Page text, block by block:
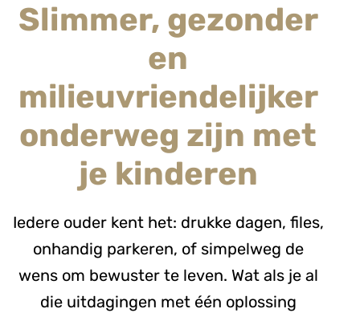
Slimmer, gezonder
en
milieuvriendelijker
onderweg zijn met
je kinderen
Iedere ouder kent het: drukke dagen, files,
onhandig parkeren, of simpelweg de
wens om bewuster te leven. Wat als je al
die uitdagingen met één oplossing